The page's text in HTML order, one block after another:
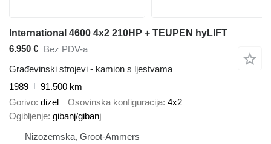
International 4600 4x2 210HP + TEUPEN hyLIFT
6.950 € Bez PDV-a
Građevinski strojevi - kamion s ljestvama
1989
91.500 km
Gorivo dizel Osovinska konfiguracija 4x2
Ogibljenje gibanj/gibanj
Nizozemska, Groot-Ammers